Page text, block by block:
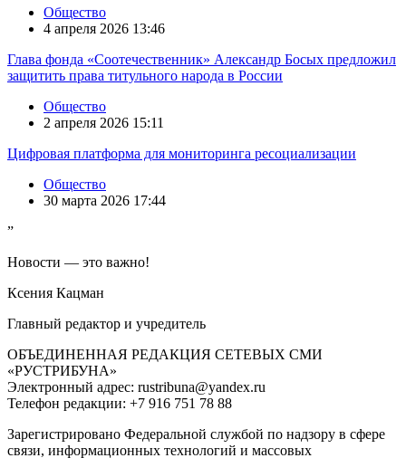
Общество
4 апреля 2026 13:46
Глава фонда «Соотечественник» Александр Босых предложил
защитить права титульного народа в России
Общество
2 апреля 2026 15:11
Цифровая платформа для мониторинга ресоциализации
Общество
30 марта 2026 17:44
”
Новости — это важно!
Ксения Кацман
Главный редактор и учредитель
ОБЪЕДИНЕННАЯ РЕДАКЦИЯ СЕТЕВЫХ СМИ
«РУСТРИБУНА»
Электронный адрес: rustribuna@yandex.ru
Телефон редакции: +7 916 751 78 88
Зарегистрировано Федеральной службой по надзору в сфере
связи, информационных технологий и массовых